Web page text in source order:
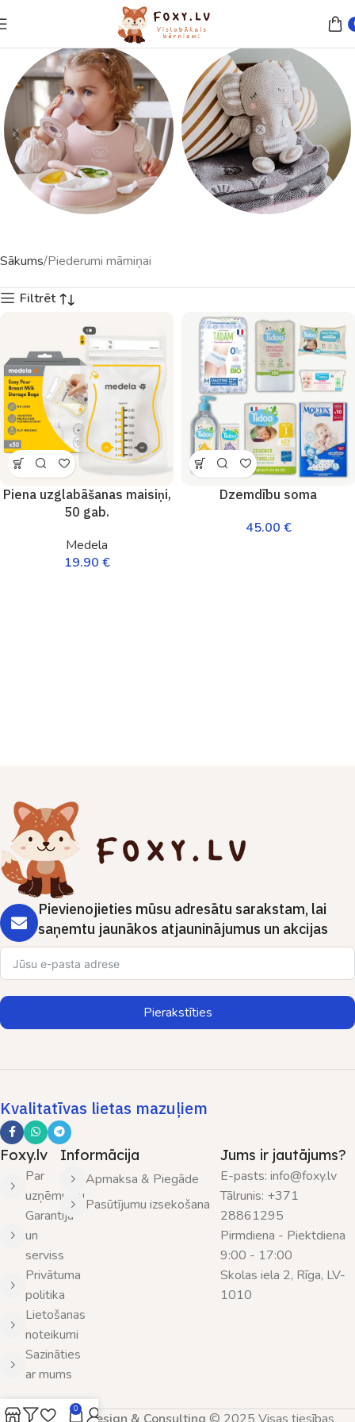
23 preces
Sākums Piederumi māmiņai
Filtrēt
Piena uzglabāšanas maisiņi,
50 gab.
Medela
19.90 €
Dzemdību soma
45.00 €
Pievienojieties mūsu adresātu sarakstam, lai
saņemtu jaunākos atjauninājumus un akcijas
Pierakstīties
Kvalitatīvas lietas mazuļiem
Foxy.lv
Par
uzņēmumu
Garantija
un
serviss
Privātuma
politika
Lietošanas
noteikumi
Sazināties
ar mums
Informācija
Apmaksa & Piegāde
Pasūtījumu izsekošana
Jums ir jautājums?
E-pasts: info@foxy.lv
Tālrunis: +371
28861295
Pirmdiena - Piektdiena
9:00 - 17:00
Skolas iela 2, Rīga, LV-
1010
0